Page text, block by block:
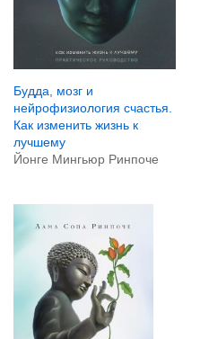
Будда, мозг и
нейрофизиология счастья.
Как изменить жизнь к
лучшему
Йонге Мингьюр Ринпоче